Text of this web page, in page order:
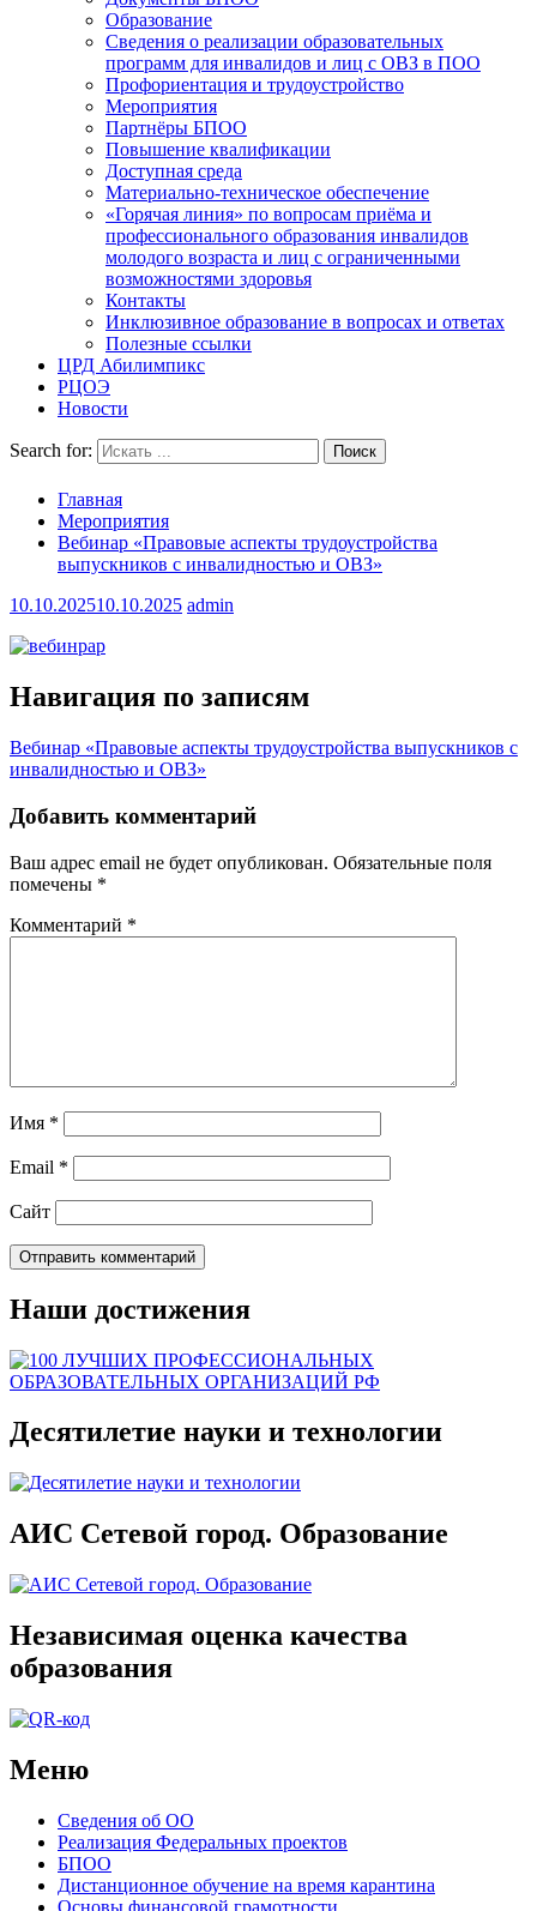
Образование
Сведения о реализации образовательных
программ для инвалидов и лиц с ОВЗ в ПОО
Профориентация и трудоустройство
Мероприятия
Партнёры БПОО
Повышение квалификации
Доступная среда
Материально-техническое обеспечение
«Горячая линия» по вопросам приёма и
профессионального образования инвалидов
молодого возраста и лиц с ограниченными
возможностями здоровья
Контакты
Инклюзивное образование в вопросах и ответах
Полезные ссылки
ЦРД Абилимпикс
РЦОЭ
Новости
Search for:
Главная
Мероприятия
Вебинар «Правовые аспекты трудоустройства
выпускников с инвалидностью и ОВЗ»
10.10.202510.10.2025 admin
Навигация по записям
Вебинар «Правовые аспекты трудоустройства выпускников с
инвалидностью и ОВЗ»
Добавить комментарий
Ваш адрес email не будет опубликован. Обязательные поля
помечены *
Комментарий *
Имя *
Email *
Сайт
Наши достижения
Десятилетие науки и технологии
АИС Сетевой город. Образование
Независимая оценка качества
образования
Меню
Сведения об ОО
Реализация Федеральных проектов
БПОО
Дистанционное обучение на время карантина
Основы финансовой грамотности